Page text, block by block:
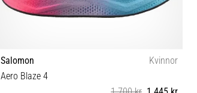
Salomon
Kvinnor
Aero Blaze 4